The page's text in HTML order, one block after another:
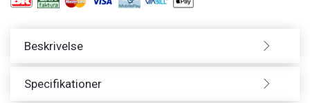
Beskrivelse
Specifikationer